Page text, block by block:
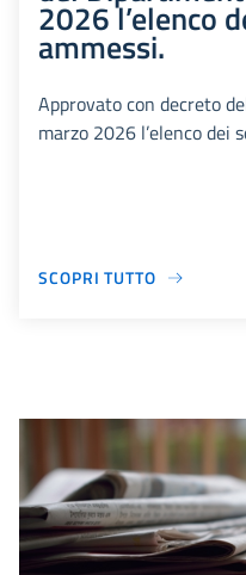
2026 l’elenco
ammessi.
Approvato con decreto
marzo 2026 l’elenco dei
SCOPRI TUTTO